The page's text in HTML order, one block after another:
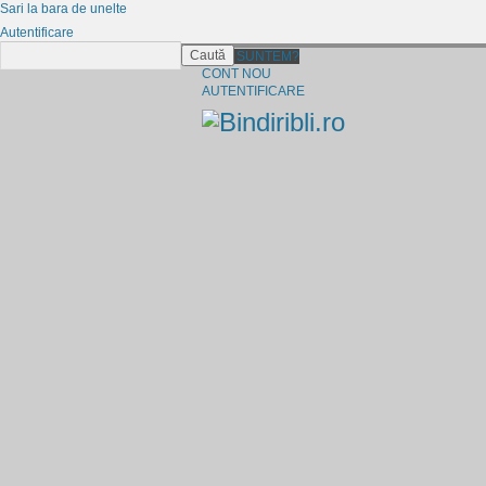
CINE SUNTEM?
CONT NOU
AUTENTIFICARE
Sari la bara de unelte
Autentificare
Caută